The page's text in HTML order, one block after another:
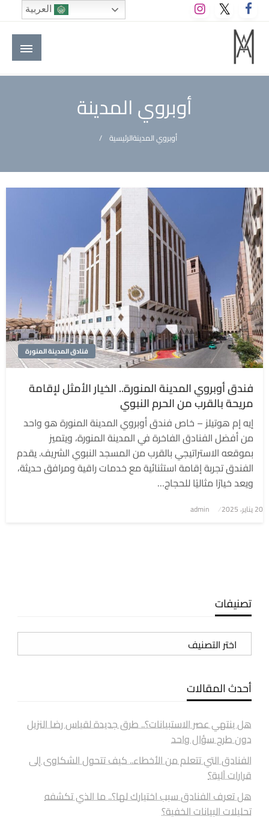
التخطي
إلى
المحتوى
M A hotels | إم ايه هوتيلز
الموقع الأول للعاملين في الفنادق في العالم العربي
أوبروي المدينة
الرئيسيةأوبروي المدينة
فنادق المدينة المنورة
فندق أوبروي المدينة المنورة.. الخيار الأمثل لإقامة
مريحة بالقرب من الحرم النبوي
إيه إم هوتيلز – خاص فندق أوبروي المدينة المنورة هو واحد
من أفضل الفنادق الفاخرة في المدينة المنورة، ويتميز
بموقعه الاستراتيجي بالقرب من المسجد النبوي الشريف. يقدم
الفندق تجربة إقامة استثنائية مع خدمات راقية ومرافق حديثة،
ويعد خيارًا مثاليًا للحجاج…
نُشر
20 يناير، 2025 admin
تصنيفات
تصنيفات
أحدث المقالات
هل ينتهي عصر الاستبيانات؟.. طرق جديدة لقياس رضا النزيل
دون طرح سؤال واحد
الفنادق التي تتعلم من الأخطاء.. كيف تتحول الشكاوى إلى
قرارات آلية؟
هل تعرف الفنادق سبب اختيارك لها؟.. ما الذي تكشفه
تحليلات البيانات الخفية؟
العربية